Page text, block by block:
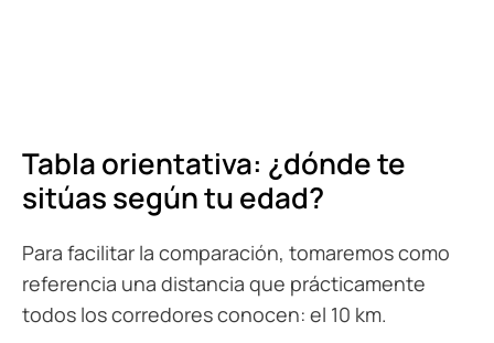
Tabla orientativa: ¿dónde te
sitúas según tu edad?
Para facilitar la comparación, tomaremos como
referencia una distancia que prácticamente
todos los corredores conocen: el 10 km.